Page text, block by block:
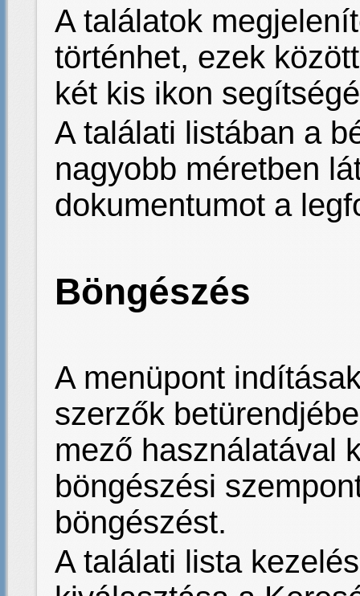
A találatok
történhet, ezek
két kis ikon
A találati listában a
nagyobb méretben
dokumentumot a
Böngészés
A menüpont
szerzők
mező használatával
böngészési
böngészést.
A találati lista